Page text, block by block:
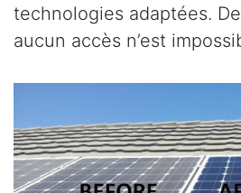
technologies adaptées.
aucun accès n’est